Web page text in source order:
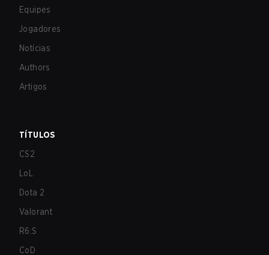
Equipes
Jogadores
Notícias
Authors
Artigos
TÍTULOS
CS2
LoL
Dota 2
Valorant
R6:S
CoD